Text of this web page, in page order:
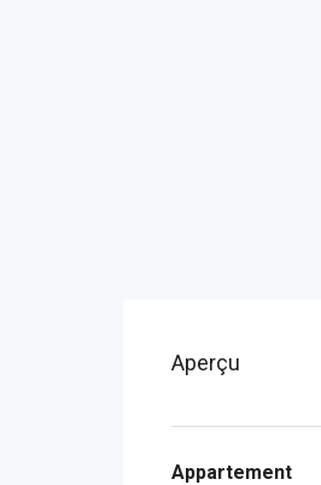
Aperçu
Appartement